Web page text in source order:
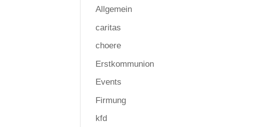
Allgemein
caritas
choere
Erstkommunion
Events
Firmung
kfd